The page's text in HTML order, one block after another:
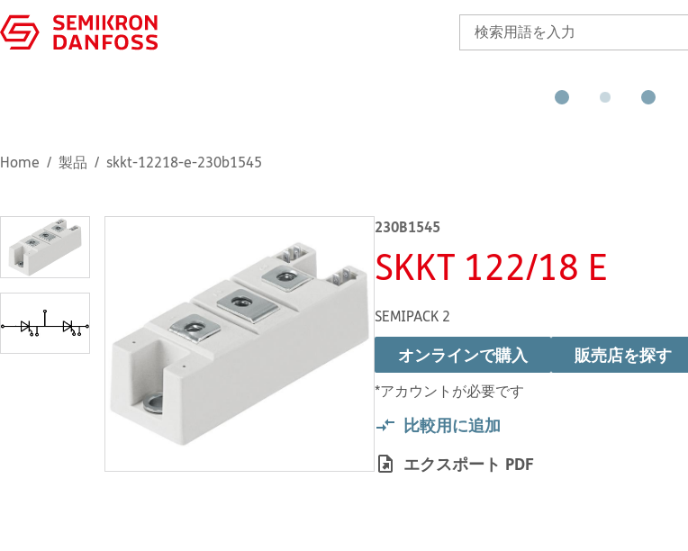
Home 製品 skkt-12218-e-230b1545
230B1545
SKKT 122/18 E
SEMIPACK 2
オンラインで購入
*アカウントが必要です
販売店を探す
比較用に追加
エクスポート PDF